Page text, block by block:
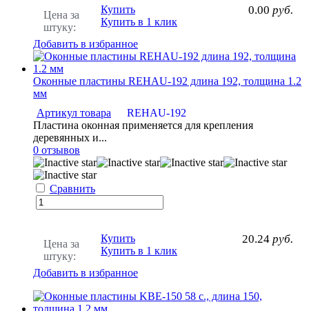
Цена за
штуку:
0.00 руб.
Купить
Купить в 1 клик
Добавить в избранное
Оконные пластины REHAU-192 длина 192, толщина 1.2
мм
Артикул товара
REHAU-192
Пластина оконная применяется для крепления
деревянных и...
0 отзывов
Сравнить
Цена за
штуку:
20.24 руб.
Купить
Купить в 1 клик
Добавить в избранное